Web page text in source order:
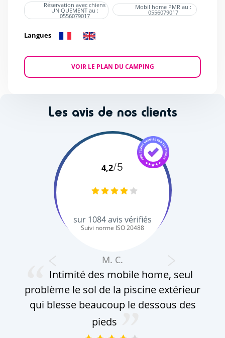
Réservation avec chiens
UNIQUEMENT au :
0556079017
Mobil home PMR au :
0556079017
Langues
VOIR LE PLAN DU CAMPING
Les avis de nos clients
4,2/5
sur 1084avis vérifiés
Suivi norme ISO 20488
M. C.
Intimité des mobile home, seul
problème le sol de la piscine extérieur
qui blesse beaucoup le dessous des
pieds